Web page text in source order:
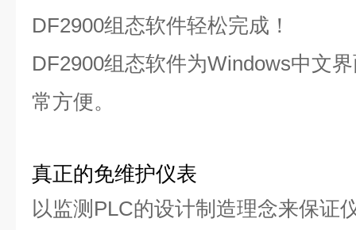
DF2900组态软件轻松完成！
DF2900组态软件为Windows中文
常方便。
真正的免维护仪表
以监测PLC的设计制造理念来保证